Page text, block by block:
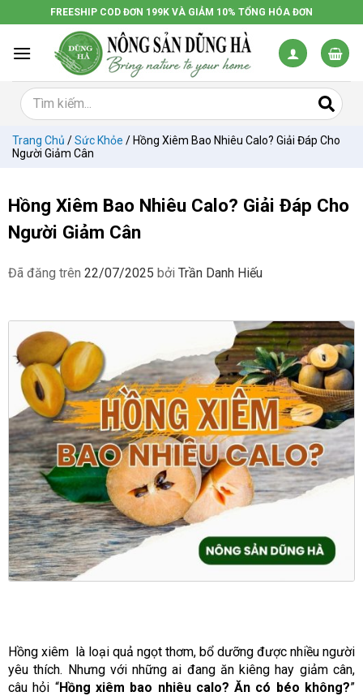
đến
dung
FREESHIP COD ĐƠN 199K VÀ GIẢM 10% TỔNG HÓA ĐƠN
Trang Chủ /Sức Khỏe / Hồng Xiêm Bao Nhiêu Calo? Giải Đáp Cho
Người Giảm Cân
Hồng Xiêm Bao Nhiêu Calo? Giải Đáp Cho
Người Giảm Cân
Đã đăng trên 22/07/2025 bởi Trần Danh Hiếu
Hồng xiêm là loại quả ngọt thơm, bổ dưỡng được nhiều người
yêu thích. Nhưng với những ai đang ăn kiêng hay giảm cân,
câu hỏi “Hồng xiêm bao nhiêu calo? Ăn có béo không?”